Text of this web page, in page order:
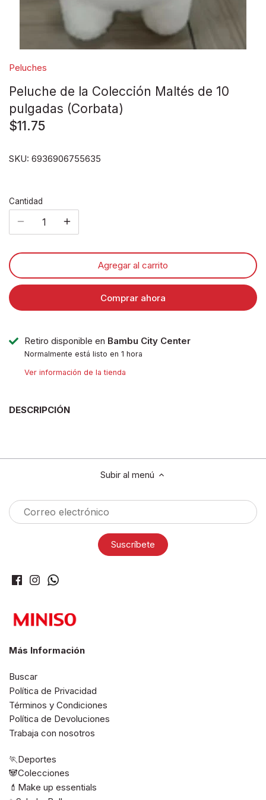
Peluches
Peluche de la Colección Maltés de 10
pulgadas (Corbata)
$11.75
SKU: 6936906755635
Cantidad
Agregar al carrito
Comprar ahora
Retiro disponible en Bambu City Center
Normalmente está listo en 1 hora
Ver información de la tienda
DESCRIPCIÓN
Subir al menú
Más Información
Buscar
Política de Privacidad
Términos y Condiciones
Política de Devoluciones
Trabaja con nosotros
🏃Deportes
🐼Colecciones
💄Make up essentials
Disney pixar
Disney Animals